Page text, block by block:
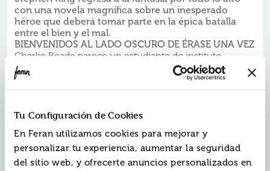
Tu Configuración de Cookies
En Feran utilizamos cookies para mejorar y
personalizar tu experiencia, aumentar la seguridad
del sitio web, y ofrecerte anuncios personalizados en
con una novela magnífica sobre un inesperado
héroe que deberá tomar parte en la épica batalla
entre el bien y el mal.
BIENVENIDOS AL LADO OSCURO DE ÉRASE UNA VEZ
Charlie Reade parece un estudiante de instituto
normal y corriente, pero carga con un gran peso sobre
los hombros. Cuando él solo tenía diez años, su madre
fue víctima de un atropello y la pena empujó a su
tuvo que aprender a cuidarse solo... y también a
Ahora, con diecisiete años, Charlie encuentra dos
amigos inesperados: una perra llamada Radar y
Howard Bowditch, su anciano dueño. El señor